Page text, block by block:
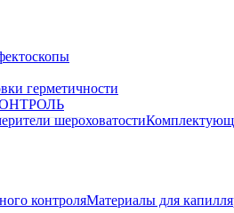
герметичности
шероховатости
контроляМатериалы для